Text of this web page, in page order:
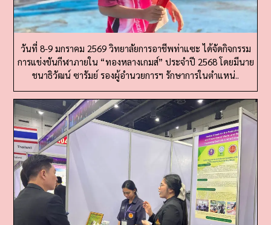
วันที่ 8-9 มกราคม 2569 วิทยาลัยการอาชีพท่าแซะ ได้จัดกิจกรรม
การแข่งขันกีฬาภายใน “ทองหลางเกมส์” ประจำปี 2568 โดยมีนาย
ชนาธิวัฒน์ ซารัมย์ รองผู้อำนวยการฯ รักษาการในตำแหน่..